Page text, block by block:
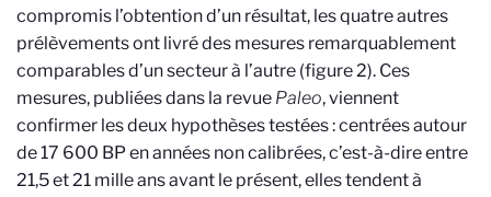
compromis l’obtention d’un résultat, les quatre autres
prélèvements ont livré des mesures remarquablement
comparables d’un secteur à l’autre (figure 2). Ces
mesures, publiées dans la revue Paleo, viennent
confirmer les deux hypothèses testées : centrées autour
de 17 600 BP en années non calibrées, c’est-à-dire entre
21,5 et 21 mille ans avant le présent, elles tendent à